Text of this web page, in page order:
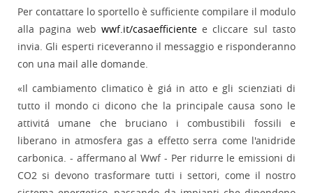
Per contattare lo sportello è sufficiente compilare il modulo
alla pagina web wwf.it/casaefficientee cliccare sul tasto
invia. Gli esperti riceveranno il messaggio e risponderanno
con una mail alle domande.
«Il cambiamento climatico è giá in atto e gli scienziati di
tutto il mondo ci dicono che la principale causa sono le
attivitá umane che bruciano i combustibili fossili e
liberano in atmosfera gas a effetto serra come l'anidride
carbonica. - affermano al Wwf - Per ridurre le emissioni di
CO2 si devono trasformare tutti i settori, come il nostro